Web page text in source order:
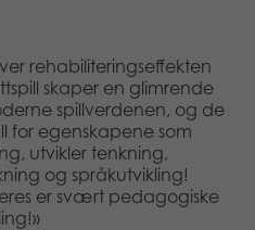
rehabiliteringseffekten
skaper en glimrende
spillverdenen, og de
for egenskapene som
utvikler tenkning,
og språkutvikling!
er svært pedagogiske